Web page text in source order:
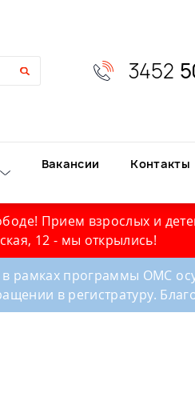
3452
Вакансии Контакты
Прием взрослых и
12 - мы открылись!
программы ОМС
в регистратуру.